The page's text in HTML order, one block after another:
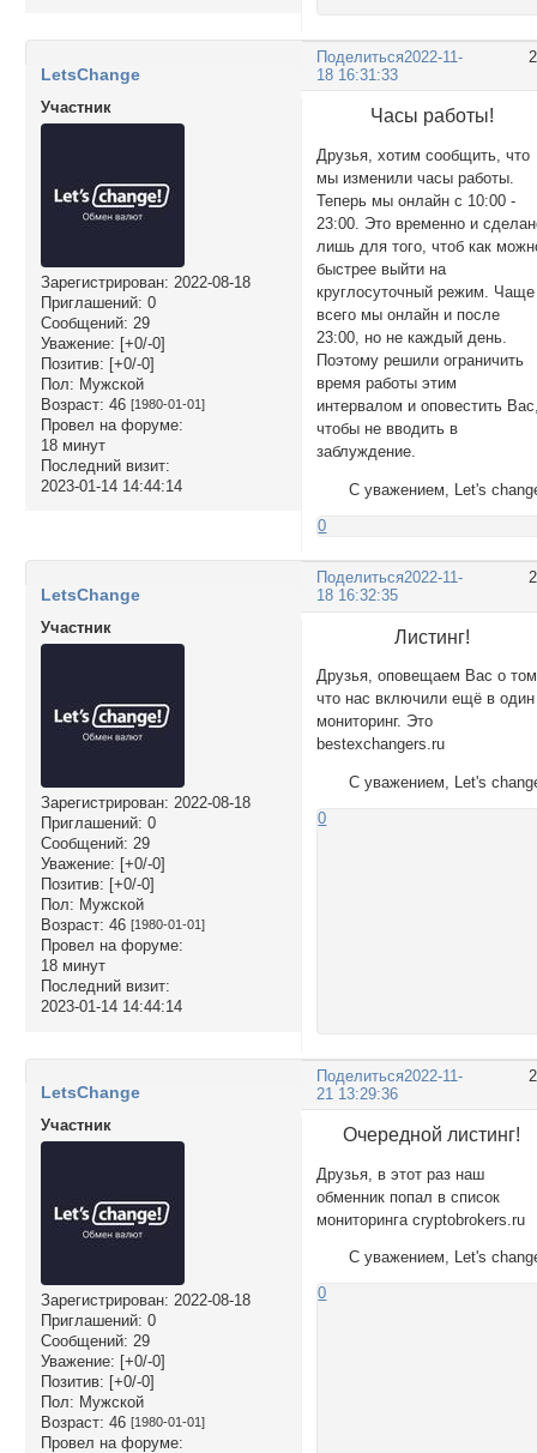
Поделиться2022-11-
18 16:31:33
LetsChange
Участник
Зарегистрирован: 2022-08-18
Приглашений: 0
Сообщений: 29
Уважение: [+0/-0]
Позитив: [+0/-0]
Пол: Мужской
Возраст: 46 [1980-01-01]
Провел на форуме:
18 минут
Последний визит:
2023-01-14 14:44:14
Часы работы!
Друзья, хотим сообщить, что
мы изменили часы работы.
Теперь мы онлайн с 10:00 -
23:00. Это временно и
лишь для того, чтоб как
быстрее выйти на
круглосуточный режим. Чаще
всего мы онлайн и после
23:00, но не каждый день.
Поэтому решили ограничить
время работы этим
интервалом и оповестить
чтобы не вводить в
заблуждение.
С уважением, Let's
0
Поделиться2022-11-
18 16:32:35
LetsChange
Участник
Зарегистрирован: 2022-08-18
Приглашений: 0
Сообщений: 29
Уважение: [+0/-0]
Позитив: [+0/-0]
Пол: Мужской
Возраст: 46 [1980-01-01]
Провел на форуме:
18 минут
Последний визит:
2023-01-14 14:44:14
Листинг!
Друзья, оповещаем Вас о
что нас включили ещё в один
мониторинг. Это
bestexchangers.ru
С уважением, Let's
0
Поделиться2022-11-
21 13:29:36
LetsChange
Участник
Зарегистрирован: 2022-08-18
Приглашений: 0
Сообщений: 29
Уважение: [+0/-0]
Позитив: [+0/-0]
Пол: Мужской
Возраст: 46 [1980-01-01]
Провел на форуме:
Очередной листинг!
Друзья, в этот раз наш
обменник попал в список
мониторинга cryptobrokers.ru
С уважением, Let's
0